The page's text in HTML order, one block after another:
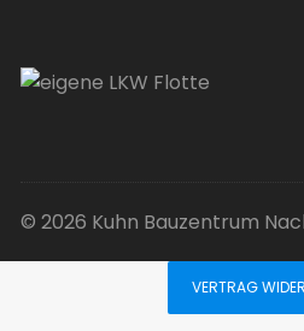
© 2026 Kuhn Bauzentrum
VERTRAG